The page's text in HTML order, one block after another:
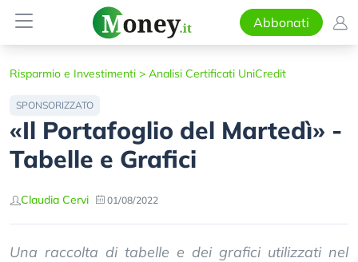
Abbonati
Risparmio e Investimenti > Analisi Certificati UniCredit
SPONSORIZZATO
«Il Portafoglio del Martedì» -
Tabelle e Grafici
Claudia Cervi 01/08/2022
Una raccolta di tabelle e dei grafici utilizzati nel